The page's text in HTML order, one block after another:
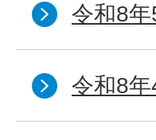
令和8
令和8